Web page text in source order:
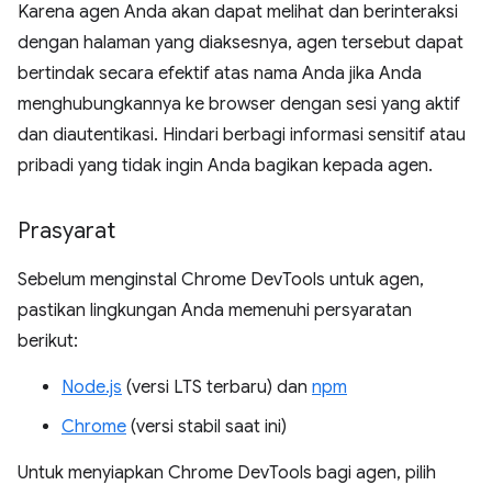
Karena agen Anda akan dapat melihat dan berinteraksi
dengan halaman yang diaksesnya, agen tersebut dapat
bertindak secara efektif atas nama Anda jika Anda
menghubungkannya ke browser dengan sesi yang aktif
dan diautentikasi. Hindari berbagi informasi sensitif atau
pribadi yang tidak ingin Anda bagikan kepada agen.
Prasyarat
Sebelum menginstal Chrome DevTools untuk agen,
pastikan lingkungan Anda memenuhi persyaratan
berikut:
Node.js (versi LTS terbaru) dan npm
Chrome (versi stabil saat ini)
Untuk menyiapkan Chrome DevTools bagi agen, pilih